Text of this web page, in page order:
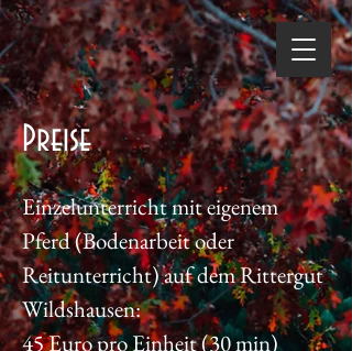
Preise
Einzelunterricht mit eigenem
Pferd (Bodenarbeit oder
Reitunterricht) auf dem Rittergut
Wildshausen:
45 Euro pro Einheit (30 min)